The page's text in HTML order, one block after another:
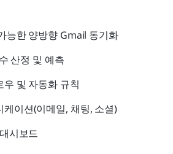
능한 양방향 Gmail 동기화
산정 및 예측
및 자동화 규칙
케이션(이메일, 채팅, 소셜)
시보드